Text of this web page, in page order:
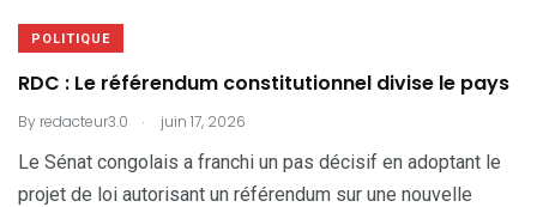
POLITIQUE
RDC : Le référendum constitutionnel divise le pays
By redacteur3.0 . juin 17, 2026
Le Sénat congolais a franchi un pas décisif en adoptant le
projet de loi autorisant un référendum sur une nouvelle